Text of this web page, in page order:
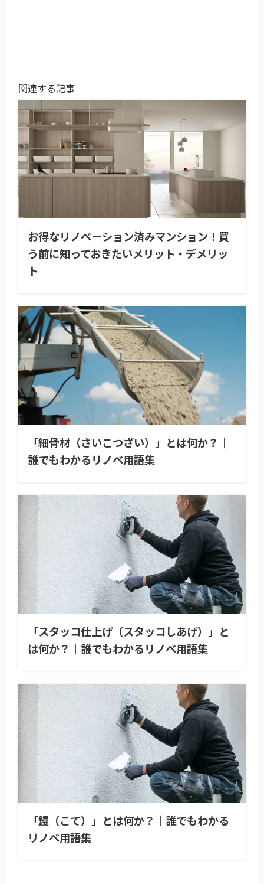
関連する記事
お得なリノベーション済みマンション！買
う前に知っておきたいメリット・デメリッ
ト
「細骨材（さいこつざい）」とは何か？｜
誰でもわかるリノベ用語集
「スタッコ仕上げ（スタッコしあげ）」と
は何か？｜誰でもわかるリノベ用語集
「鏝（こて）」とは何か？｜誰でもわかる
リノベ用語集